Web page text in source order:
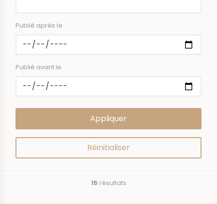
Publié après le
Publié avant le
15 résultats